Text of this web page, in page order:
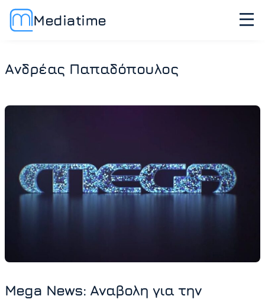
Mediatime
Ανδρέας Παπαδόπουλος
Mega News: Αναβολη για την